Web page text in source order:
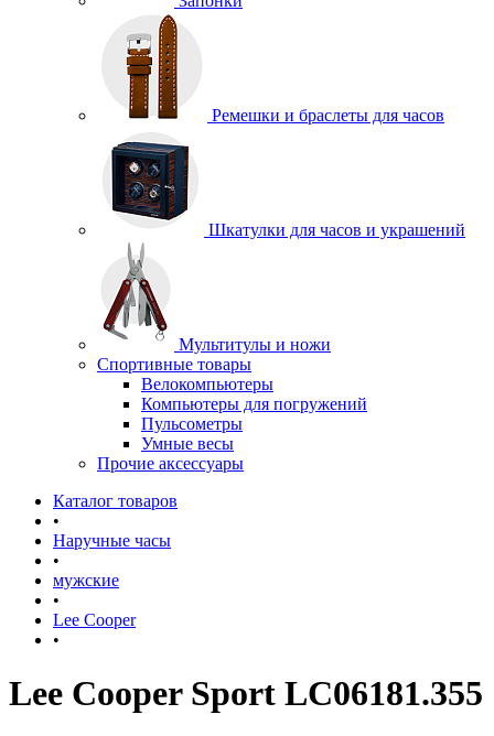
Ремешки и браслеты для часов
Шкатулки для часов и украшений
Мультитулы и ножи
Спортивные товары
Велокомпьютеры
Компьютеры для погружений
Пульсометры
Умные весы
Прочие аксессуары
Каталог товаров
•
Наручные часы
•
мужские
•
Lee Cooper
•
Lee Cooper Sport LC06181.355